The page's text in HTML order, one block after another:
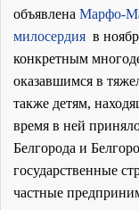
объявлена Марфо-
милосердия в
конкретным
оказавшимся в
также детям,
время в ней
Белгорода и
государственные
частные